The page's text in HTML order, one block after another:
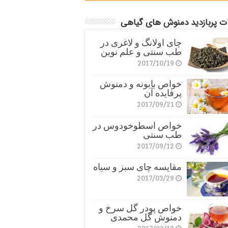
پربازدید دمنوش های گیاهی
چای اولانگ و لاغری در
طب سنتی و علم نوین
2017/10/19
خواص بابونه و دمنوش
پرفایده آن
2017/09/21
خواص اسطوخودوس در
طب سنتی
2017/09/12
مقایسه چای سبز و سیاه
2017/03/29
خواص پودر گل سرخ و
دمنوش گل محمدی